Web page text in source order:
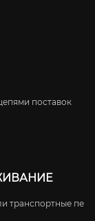
поставок
транспортные пе